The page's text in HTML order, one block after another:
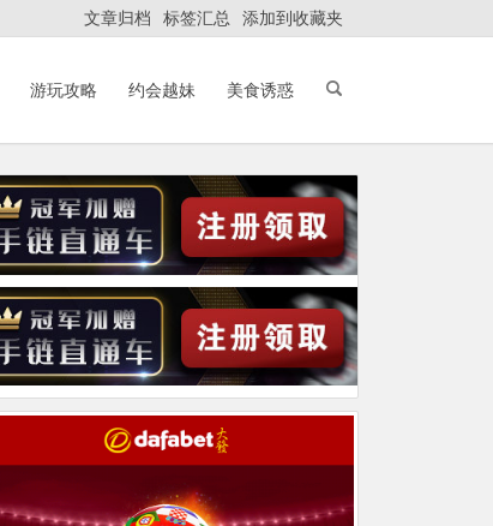
文章归档 标签汇总 添加到收藏夹
游玩攻略 约会越妹 美食诱惑